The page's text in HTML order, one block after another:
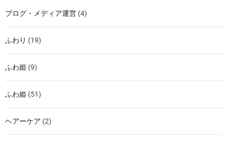
ブログ・メディア運営 (4)
ふわり (19)
ふわ姫 (9)
ふわ姫 (51)
ヘアーケア (2)